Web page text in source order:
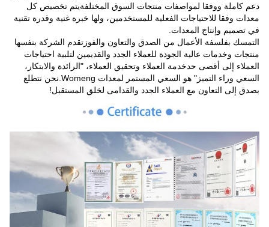
دعم كاملة ووفقا لمواصفات منتجات السوق المختلفةيتم تخصيص كل
معدات وفقا للاحتياجات الفعلية للمستخدمين، ولها خبرة غنية وقدرة تقنية
في تصميم وإنتاج المعدات.
التمسك بفلسفة الأعمال من الصدق والتعاون والفوزتقدم الشركة بنفسها
منتجات وخدمات عالية الجودة للعملاء الجدد والقديمين لتلبية احتياجات
العملاء إلى أقصى حدخدمة العملاء وتحقيق العملاء، "الرائدة والابتكار،
السعي وراء التميز" هو السعي المستمر لمعدات Womeng.نحن نتطلع
بصدق إلى التعاون مع العملاء الجدد والقدامى لخلق المستقبل!